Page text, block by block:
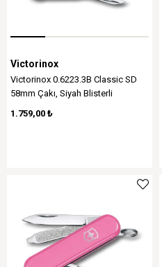
Victorinox
Victorinox 0.6223.3B Classic SD
58mm Çakı, Siyah Blisterli
1.759,00 ₺